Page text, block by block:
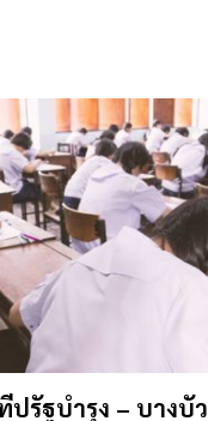
ปรัฐบำรุง – บางบั